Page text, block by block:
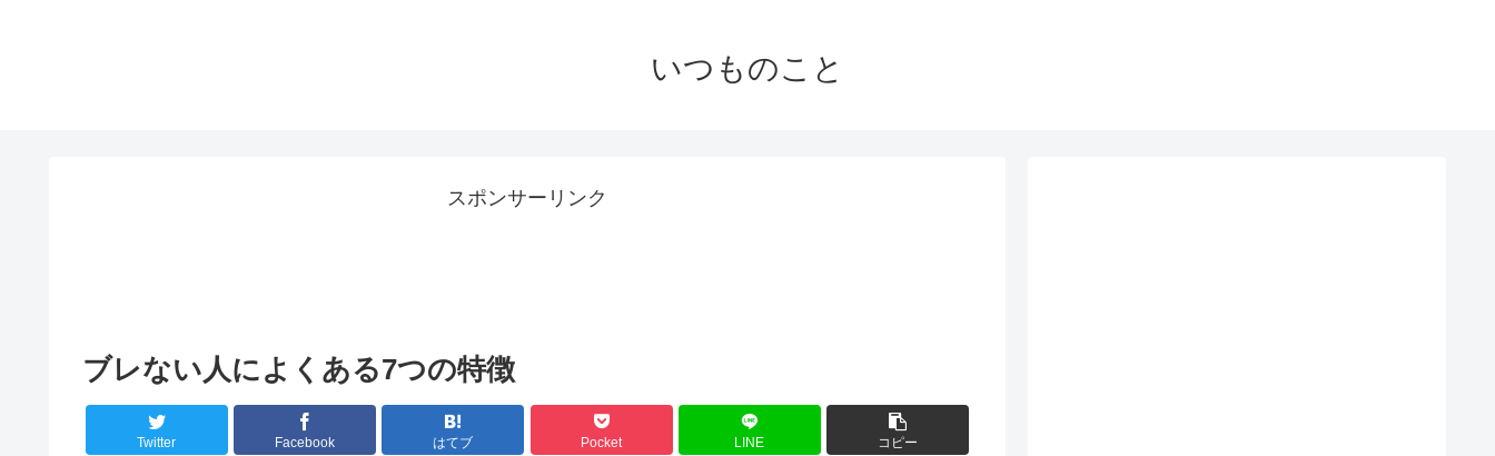
いつものこと
スポンサーリンク
ブレない人によくある7つの特徴
Twitter Facebook はてブ Pocket LINE コピー